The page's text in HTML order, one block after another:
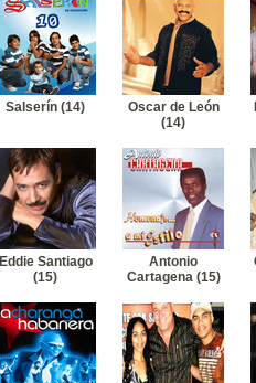
Salserín (14)
Oscar de León
(14)
Eddie Santiago
(15)
Antonio
Cartagena (15)